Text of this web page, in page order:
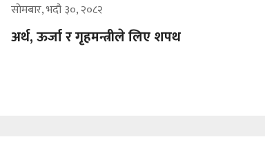
सोमबार, भदौ ३०, २०८२
अर्थ, ऊर्जा र गृहमन्त्रीले लिए शपथ